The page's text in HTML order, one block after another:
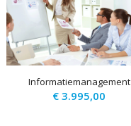
Informatiemanagement
€ 3.995,00